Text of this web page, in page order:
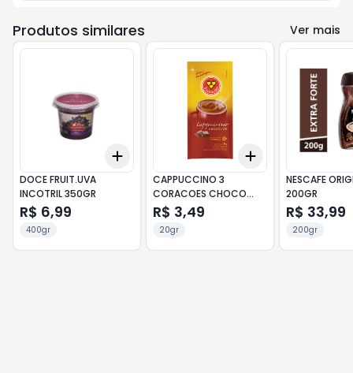
Produtos similares Ver mais
+10
Add
DOCE FRUIT.UVA
INCOTRIL 350GR
R$ 6,99
400gr
5 +10
Add
CAPPUCCINO 3
CORACOES CHOCO
SH20GR
R$ 3,49
20gr
NESCAFE
200GR
R$ 33,99
200gr